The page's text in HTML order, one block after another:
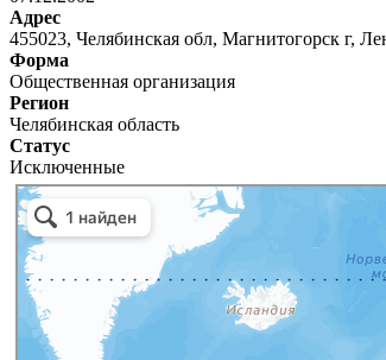
Адрес
455023, Челябинская обл, Магнитогорск г,
Форма
Общественная организация
Регион
Челябинская область
Статус
Исключенные